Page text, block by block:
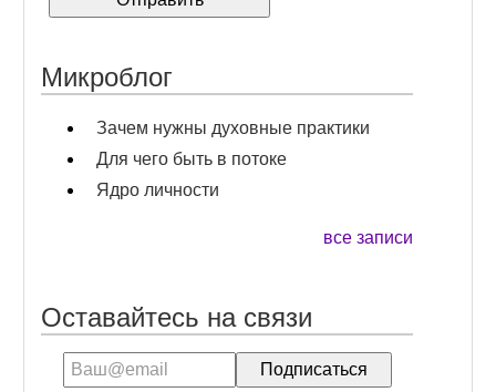
Микроблог
Зачем нужны духовные практики
Для чего быть в потоке
Ядро личности
все записи
Оставайтесь на связи